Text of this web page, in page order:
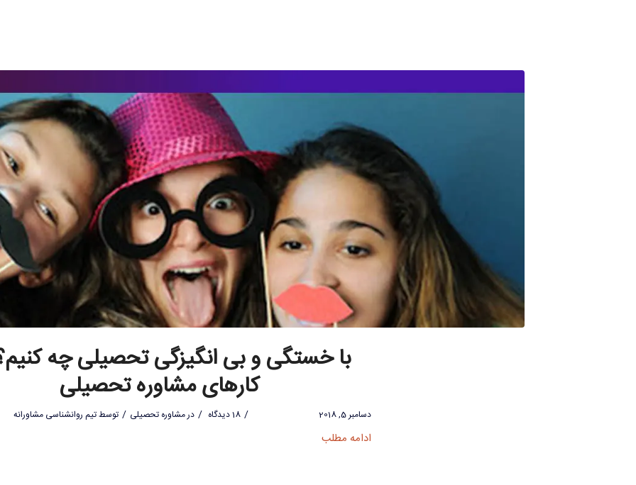
با خستگی و بی انگیزگی تحصیلی چه
کارهای مشاوره تحصیلی
دسامبر 5, 2018 / 18 دیدگاه / درمشاوره تحصیلی / توسطتیم روانشناسی مشاورانه
ادامه مطلب